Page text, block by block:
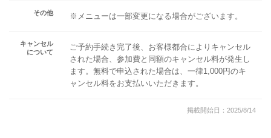
その他 ※メニューは一部変更になる場合がございます。
キャンセル
について
ご予約手続き完了後、お客様都合によりキャンセル
された場合、参加費と同額のキャンセル料が発生し
ます。無料で申込された場合は、一律1,000円のキ
ャンセル料をお支払いいただきます。
掲載開始日：2025/8/14